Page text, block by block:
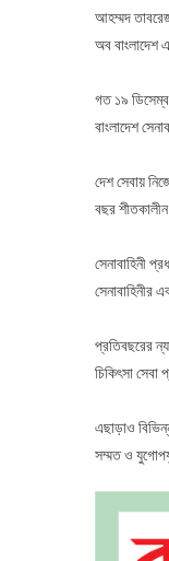
আহম্মদ তাবরেজ
অব বাংলাদেশ
গত ১৯
বাংলাদেশ
দেশ সেবায়
বছর
সেনাবাহিনী
সেনাবাহিনীর
প্রতিবছরের
চিকিৎসা
এছাড়াও
সম্মত ও